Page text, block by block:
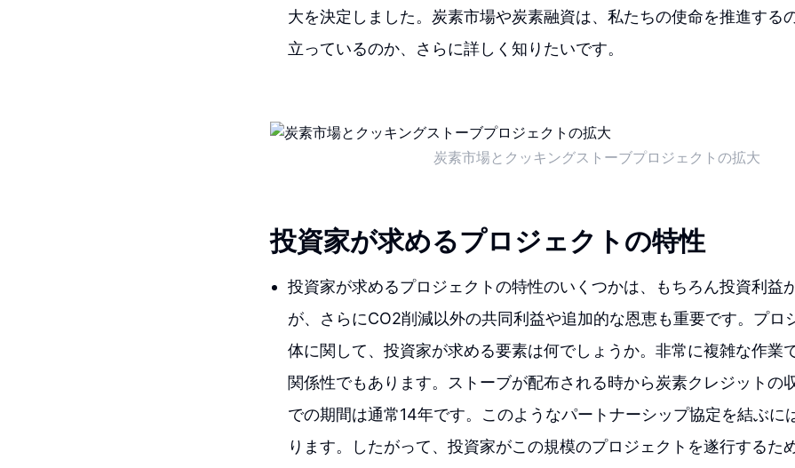
大を決定しました。炭素市場や炭素融資は、私たちの使命を推進する
立っているのか、さらに詳しく知りたいです。
炭素市場とクッキングストーブプロジェクトの拡大
投資家が求めるプロジェクトの特性
投資家が求めるプロジェクトの特性のいくつかは、もちろん投資利益
が、さらにCO2削減以外の共同利益や追加的な恩恵も重要です。プロ
体に関して、投資家が求める要素は何でしょうか。非常に複雑な作業
関係性でもあります。ストーブが配布される時から炭素クレジットの
での期間は通常14年です。このようなパートナーシップ協定を結ぶに
ります。したがって、投資家がこの規模のプロジェクトを遂行するた